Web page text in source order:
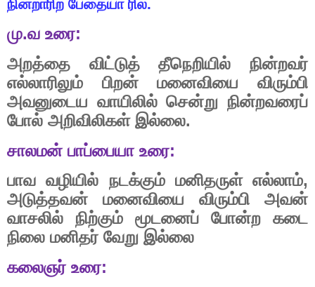
நின்றாரிற் பேதையா ரில்.
மு.வ உரை:
அறத்தை
விட்டுத் தீநெறியில்
நின்றவர்
எல்லாரிலும்
பிறன் மனைவியை
விரும்பி
அவனுடைய வாயிலில் சென்று நின்றவரைப்
போல் அறிவிலிகள் இல்லை.
சாலமன் பாப்பையா உரை:
பாவ வழியில் நடக்கும் மனிதருள் எல்லாம்,
அடுத்தவன்
மனைவியை விரும்பி
அவன்
வாசலில்
நிற்கும் மூடனைப் போன்ற
கடை
நிலை மனிதர் வேறு இல்லை
கலைஞர் உரை: